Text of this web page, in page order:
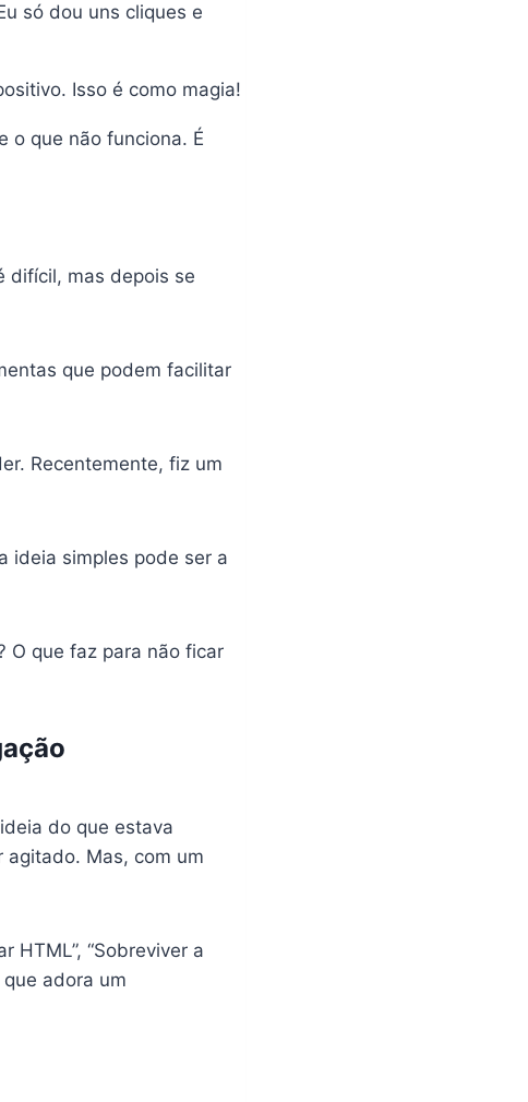
só dou uns cliques e
Isso é como magia!
o que não funciona. É
difícil, mas depois se
que podem facilitar
Recentemente, fiz um
ideia simples pode ser a
O que faz para não ficar
do que estava
Mas, com um
HTML”, “Sobreviver a
adora um